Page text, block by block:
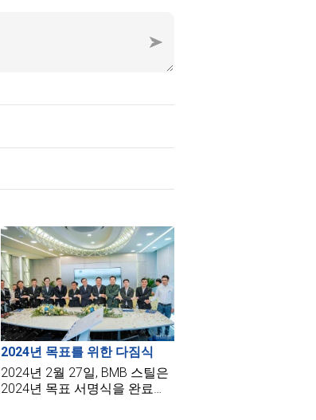
2024년 목표를 위한 다짐식
2024년 2월 27일, BMB 스틸은
2024년 목표 서명식을 완료했